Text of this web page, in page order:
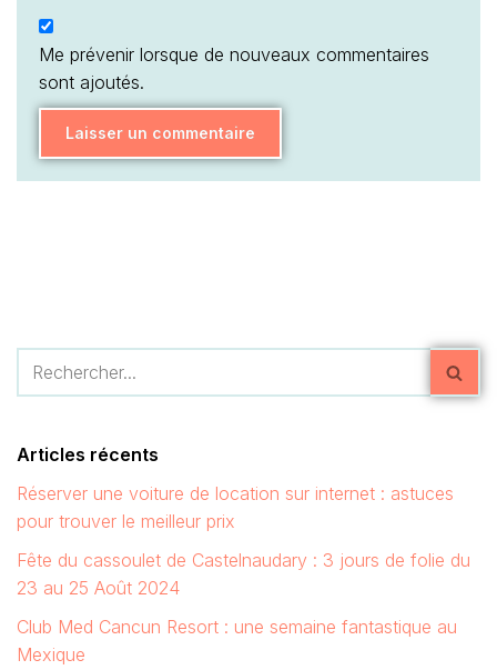
Me prévenir lorsque de nouveaux commentaires
sont ajoutés.
Articles récents
Réserver une voiture de location sur internet : astuces
pour trouver le meilleur prix
Fête du cassoulet de Castelnaudary : 3 jours de folie du
23 au 25 Août 2024
Club Med Cancun Resort : une semaine fantastique au
Mexique